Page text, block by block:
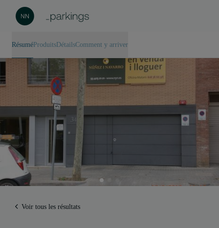
Résumé Produits DétailsComment y arriver
Voir tous les résultats